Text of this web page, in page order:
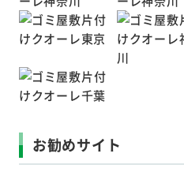
お勧めサイト